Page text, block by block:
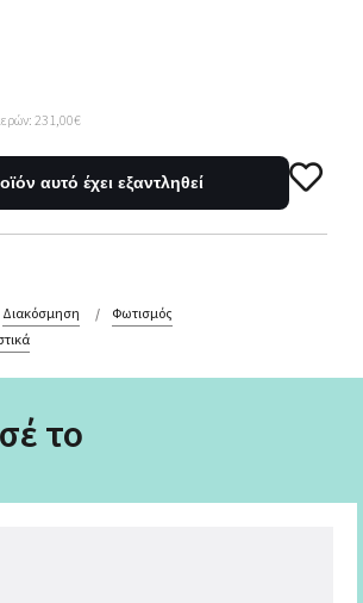
231,00€
αυτό έχει εξαντληθεί
Διακόσμηση
Φωτισμός
το